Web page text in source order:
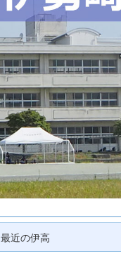
最近の伊高